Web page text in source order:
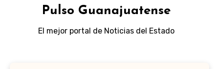
Pulso Guanajuatense
El mejor portal de Noticias del Estado